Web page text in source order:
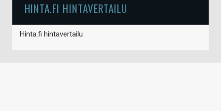
HINTA.FI HINTAVERTAILU
Hinta.fi hintavertailu